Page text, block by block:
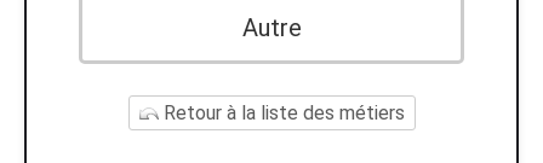
Autre
Retour à la liste des métiers